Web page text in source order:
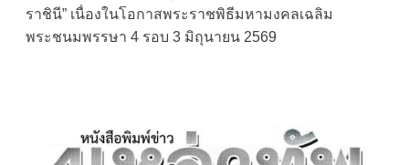
ราชินี” เนื่องในโอกาสพระราชพิธีมหามงคลเฉลิม
พระชนมพรรษา 4 รอบ 3 มิถุนายน 2569